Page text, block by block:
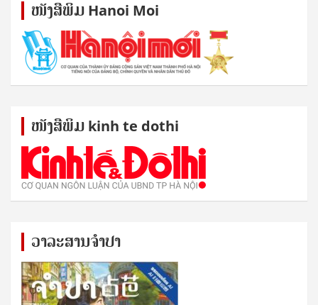
ໜັງ​ສື​ພິມ Hanoi Moi
ໜັງ​ສື​ພິມ kinh te dothi
ວາລະສານຈຳປາ